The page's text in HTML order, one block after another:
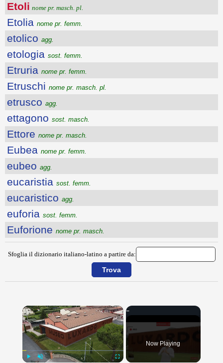
Etoli nome pr. masch. pl.
Etolia nome pr. femm.
etolico agg.
etologia sost. femm.
Etruria nome pr. femm.
Etruschi nome pr. masch. pl.
etrusco agg.
ettagono sost. masch.
Ettore nome pr. masch.
Eubea nome pr. femm.
eubeo agg.
eucaristia sost. femm.
eucaristico agg.
euforia sost. femm.
Euforione nome pr. masch.
Sfoglia il dizionario italiano-latino a partire da:
×
Now Playing